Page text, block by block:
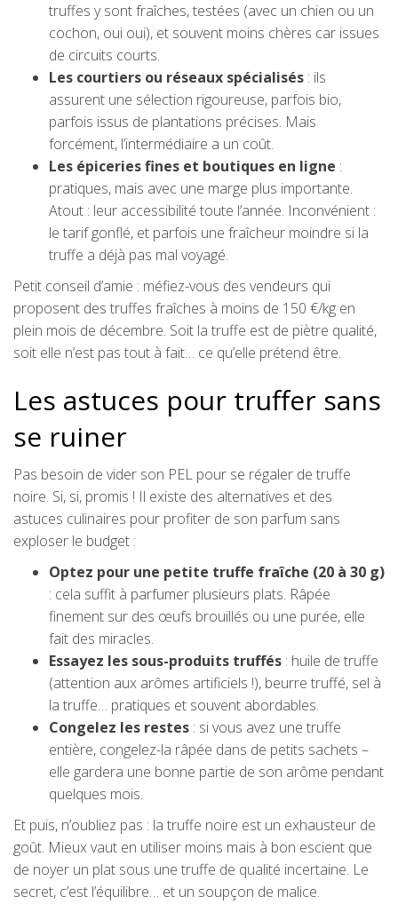
truffes y sont fraîches, testées (avec un chien ou un
cochon, oui oui), et souvent moins chères car issues
de circuits courts.
Les courtiers ou réseaux spécialisés : ils
assurent une sélection rigoureuse, parfois bio,
parfois issus de plantations précises. Mais
forcément, l’intermédiaire a un coût.
Les épiceries fines et boutiques en ligne :
pratiques, mais avec une marge plus importante.
Atout : leur accessibilité toute l’année. Inconvénient :
le tarif gonflé, et parfois une fraîcheur moindre si la
truffe a déjà pas mal voyagé.
Petit conseil d’amie : méfiez-vous des vendeurs qui
proposent des truffes fraîches à moins de 150 €/kg en
plein mois de décembre. Soit la truffe est de piètre qualité,
soit elle n’est pas tout à fait… ce qu’elle prétend être.
Les astuces pour truffer sans
se ruiner
Pas besoin de vider son PEL pour se régaler de truffe
noire. Si, si, promis ! Il existe des alternatives et des
astuces culinaires pour profiter de son parfum sans
exploser le budget :
Optez pour une petite truffe fraîche (20 à 30 g)
: cela suffit à parfumer plusieurs plats. Râpée
finement sur des œufs brouillés ou une purée, elle
fait des miracles.
Essayez les sous-produits truffés : huile de truffe
(attention aux arômes artificiels !), beurre truffé, sel à
la truffe… pratiques et souvent abordables.
Congelez les restes : si vous avez une truffe
entière, congelez-la râpée dans de petits sachets –
elle gardera une bonne partie de son arôme pendant
quelques mois.
Et puis, n’oubliez pas : la truffe noire est un exhausteur de
goût. Mieux vaut en utiliser moins mais à bon escient que
de noyer un plat sous une truffe de qualité incertaine. Le
secret, c’est l’équilibre… et un soupçon de malice.